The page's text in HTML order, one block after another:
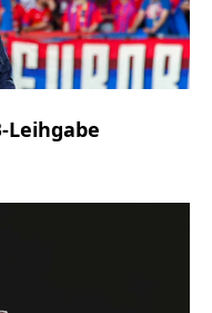
Leihgabe